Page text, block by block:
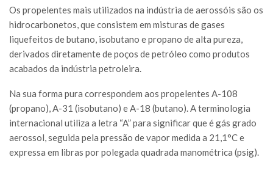
Os propelentes mais utilizados na indústria de aerossóis são os
hidrocarbonetos, que consistem em misturas de gases
liquefeitos de butano, isobutano e propano de alta pureza,
derivados diretamente de poços de petróleo como produtos
acabados da indústria petroleira.
Na sua forma pura correspondem aos propelentes A-108
(propano), A-31 (isobutano) e A-18 (butano). A terminologia
internacional utiliza a letra “A” para significar que é gás grado
aerossol, seguida pela pressão de vapor medida a 21,1°C e
expressa em libras por polegada quadrada manométrica (psig).